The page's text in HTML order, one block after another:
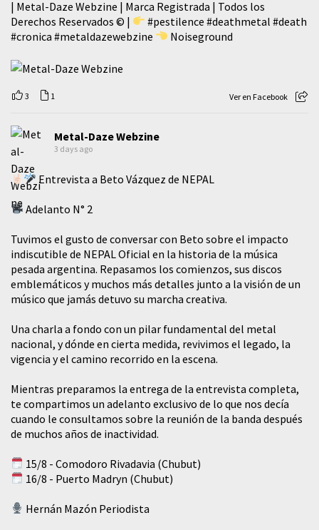
| Metal-Daze Webzine | Marca Registrada | Todos los
Derechos Reservados © |
#pestilence #deathmetal #death
#cronica #metaldazewebzine Noiseground
3 1 Ver en Facebook
Metal-Daze Webzine
3 days ago
Entrevista a Beto Vázquez de NEPAL
Adelanto N° 2
Tuvimos el gusto de conversar con Beto sobre el impacto
indiscutible de NEPAL Oficial en la historia de la música
pesada argentina. Repasamos los comienzos, sus discos
emblemáticos y muchos más detalles junto a la visión de un
músico que jamás detuvo su marcha creativa.
​Una charla a fondo con un pilar fundamental del metal
nacional, y dónde en cierta medida, revivimos el legado, la
vigencia y el camino recorrido en la escena.
Mientras preparamos la entrega de la entrevista completa,
te compartimos un adelanto exclusivo de lo que nos decía
cuando le consultamos sobre la reunión de la banda después
de muchos años de inactividad.
15/8 - Comodoro Rivadavia (Chubut)
16/8 - Puerto Madryn (Chubut)
Hernán Mazón Periodista